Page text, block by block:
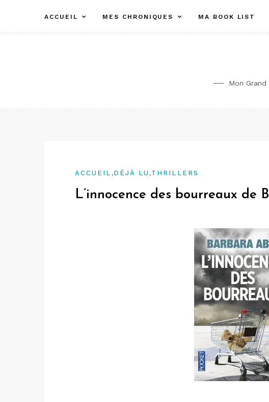
contenu
ACCUEIL MES CHRONIQUES MA BOOK LIST
Mon
ACCUEIL ,DÉJÀ LU ,THRILLERS
L’innocence des bourreaux de